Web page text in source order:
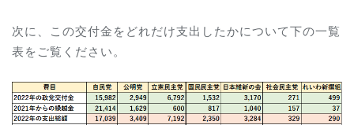
次に、この交付金をどれだけ支出したかについて下の一覧
表をご覧ください。